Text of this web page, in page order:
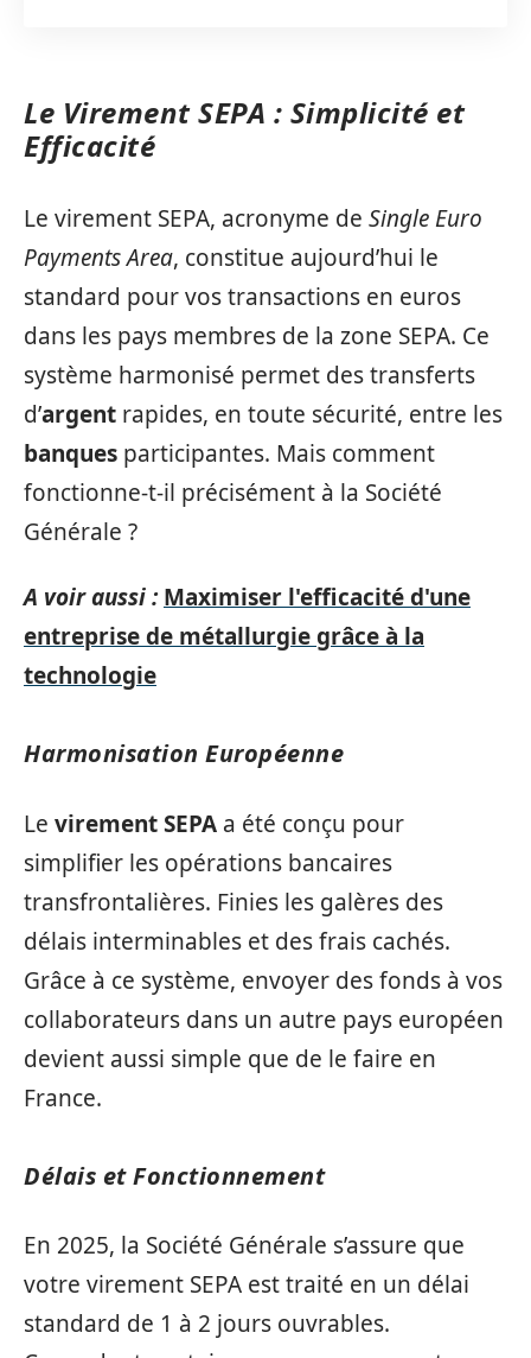
Le Virement SEPA : Simplicité et
Efficacité
Le virement SEPA, acronyme de Single Euro
Payments Area, constitue aujourd’hui le
standard pour vos transactions en euros
dans les pays membres de la zone SEPA. Ce
système harmonisé permet des transferts
d’argent rapides, en toute sécurité, entre les
banques participantes. Mais comment
fonctionne-t-il précisément à la Société
Générale ?
A voir aussi : Maximiser l'efficacité d'une
entreprise de métallurgie grâce à la
technologie
Harmonisation Européenne
Le virement SEPA a été conçu pour
simplifier les opérations bancaires
transfrontalières. Finies les galères des
délais interminables et des frais cachés.
Grâce à ce système, envoyer des fonds à vos
collaborateurs dans un autre pays européen
devient aussi simple que de le faire en
France.
Délais et Fonctionnement
En 2025, la Société Générale s’assure que
votre virement SEPA est traité en un délai
standard de 1 à 2 jours ouvrables.